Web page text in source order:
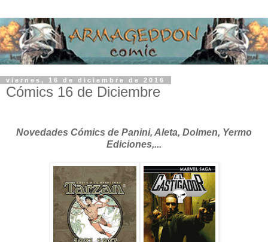
viernes, 16 de diciembre de 2016
Cómics 16 de Diciembre
Novedades Cómics de Panini, Aleta, Dolmen, Yermo
Ediciones,...